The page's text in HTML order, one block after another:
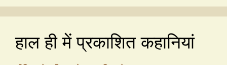
हाल ही में प्रकाशित कहानियां